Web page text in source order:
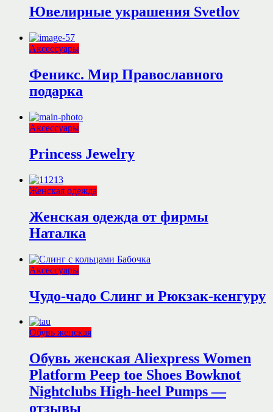
Ювелирные украшения Svetlov
Аксессуары
Феникс. Мир Православного
подарка
Аксессуары
Princess Jewelry
Женская одежда
Женская одежда от фирмы
Наталка
Аксессуары
Чудо-чадо Слинг и Рюкзак-кенгуру
Обувь женская
Обувь женская Aliexpress Women
Platform Peep toe Shoes Bowknot
Nightclubs High-heel Pumps —
отзывы